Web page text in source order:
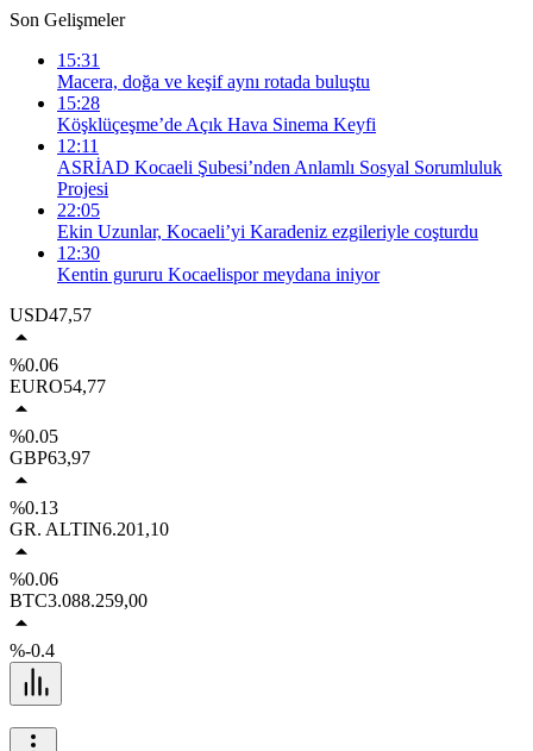
Son Gelişmeler
15:31
Macera, doğa ve keşif aynı rotada buluştu
15:28
Köşklüçeşme’de Açık Hava Sinema Keyfi
12:11
ASRİAD Kocaeli Şubesi’nden Anlamlı Sosyal Sorumluluk
Projesi
22:05
Ekin Uzunlar, Kocaeli’yi Karadeniz ezgileriyle coşturdu
12:30
Kentin gururu Kocaelispor meydana iniyor
USD47,57
%0.06
EURO54,77
%0.05
GBP63,97
%0.13
GR. ALTIN6.201,10
%0.06
BTC3.088.259,00
%-0.4